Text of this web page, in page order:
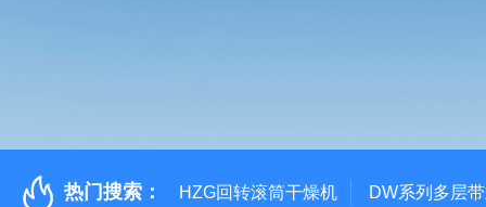
热门搜索： HZG回转滚筒干燥机 DW系列多层